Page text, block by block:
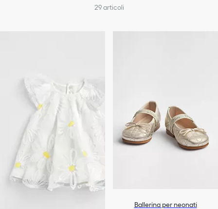
29 articoli
Ballerina per neonati